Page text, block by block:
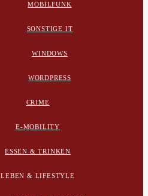
MOBILFUNK
SONSTIGE IT
WINDOWS
WORDPRESS
CRIME
E-MOBILITY
ESSEN & TRINKEN
LEBEN & LIFESTYLE